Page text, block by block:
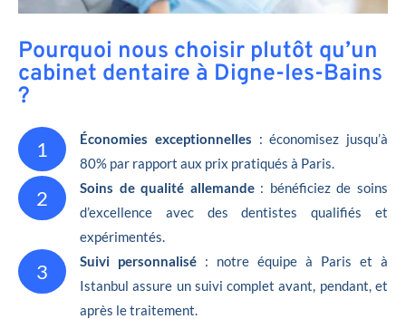
Pourquoi nous choisir plutôt qu’un
cabinet dentaire à Digne-les-Bains
?
1 Économies exceptionnelles : économisez jusqu’à
80% par rapport aux prix pratiqués à Paris.
2 Soins de qualité allemande: bénéficiez de soins
d’excellence avec des dentistes qualifiés et
expérimentés.
3 Suivi personnalisé : notre équipe à Paris et à
Istanbul assure un suivi complet avant, pendant, et
après le traitement.